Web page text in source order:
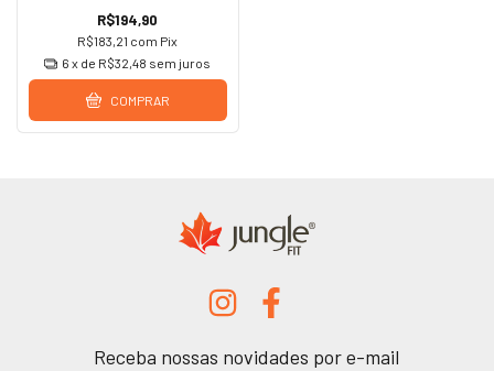
R$194,90
R$183,21 com Pix
6 x de R$32,48 sem juros
COMPRAR
Receba nossas novidades por e-mail